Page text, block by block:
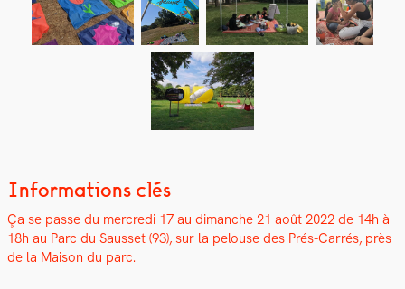
Informations clés
Ça se passe du mer­cre­di 17 au dimanche 21 août 2022 de 14h à
18h au Parc du Saus­set (93), sur la pelouse des Prés-Car­rés, près
de la Mai­son du parc.